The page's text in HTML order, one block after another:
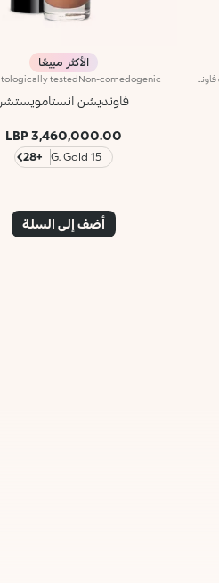
الأكثر مبيعًا
فاونديشن انستامويستشر
3,460,000.00 LBP
15 G. Gold
+28
أضف إلى السلة